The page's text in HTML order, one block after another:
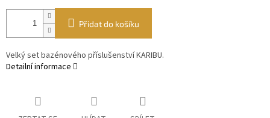
Přidat do košíku
Velký set bazénového příslušenství KARIBU.
Detailní informace